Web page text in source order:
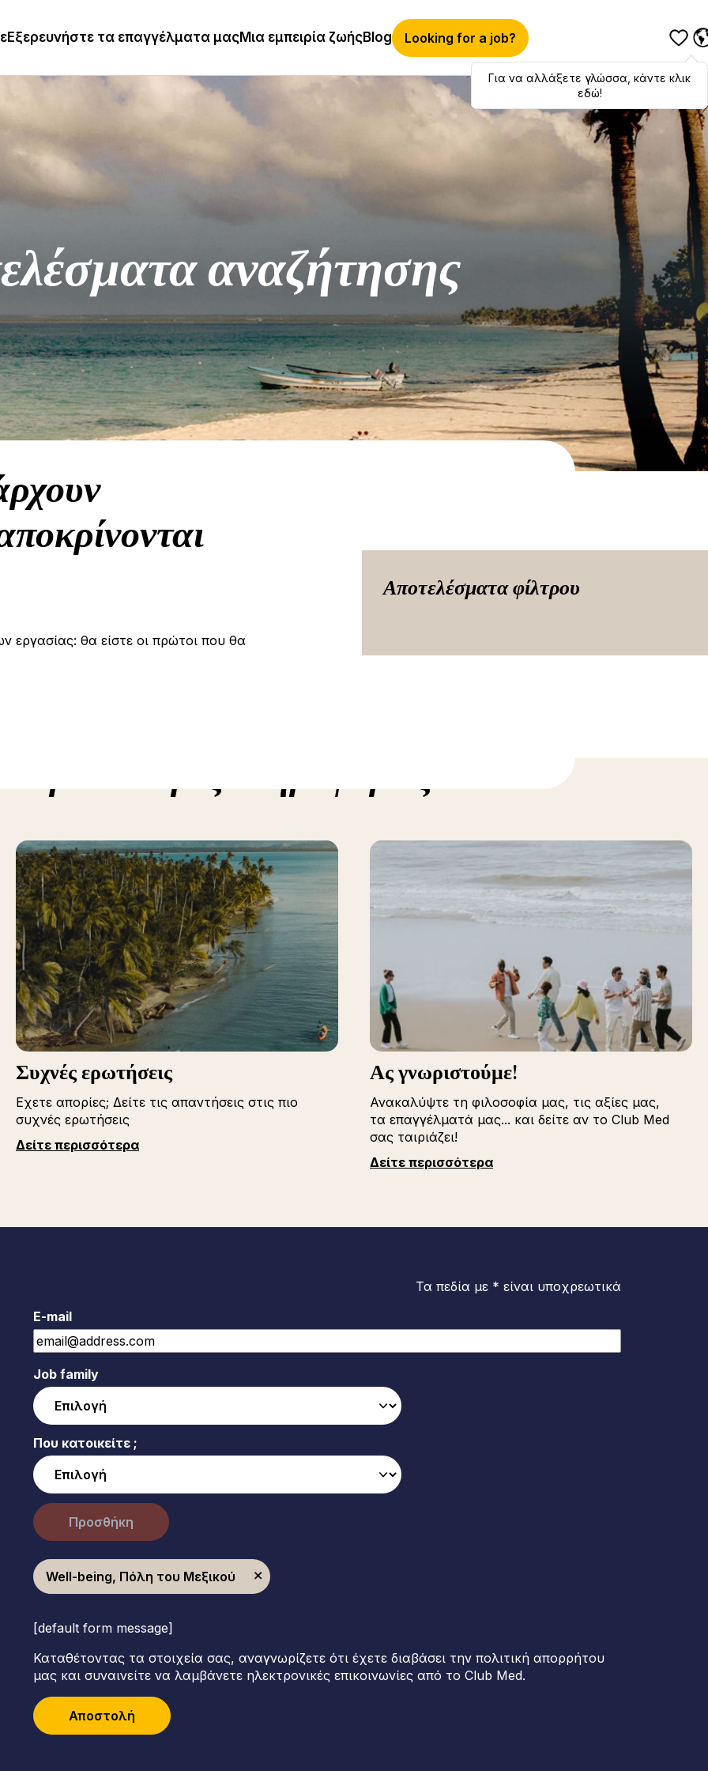
Εξερευνήστε τα επαγγέλματα μαςΜια εμπειρία ζωήςBlog Looking for a job?
Hola,bonjour ,ciao! To switch
languages, click here!
Για να αλλάξετε γλώσσα, κάντε κλικ
εδώ!
αναζήτησης
εργασίας: θα είστε οι πρώτοι που θα
Αποτελέσματα φίλτρου
περισσότερες πληροφορίες
Συχνές ερωτήσεις
Εχετε απορίες; Δείτε τις απαντήσεις στις πιο
συχνές ερωτήσεις
Δείτε περισσότερα
Ας γνωριστούμε!
Ανακαλύψτε τη φιλοσοφία μας, τις αξίες μας,
τα επαγγέλματά μας... και δείτε αν το Club Med
σας ταιριάζει!
Δείτε περισσότερα
Τα πεδία με * είναι υποχρεωτικά
E-mail
Job family
Που κατοικείτε ;
Προσθήκη
Well-being, Πόλη του Μεξικού
[default form message]
Καταθέτοντας τα στοιχεία σας, αναγνωρίζετε ότι έχετε διαβάσει την πολιτική απορρήτου
μας και συναινείτε να λαμβάνετε ηλεκτρονικές επικοινωνίες από το Club Med.
Αποστολή